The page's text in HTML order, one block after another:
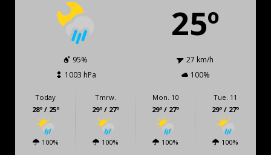
25º
95%
27 km/h
1003 hPa
100%
Today
28º / 25º
100%
Tmrw.
29º / 27º
100%
Mon. 10
29º / 27º
100%
Tue. 11
29º / 27º
100%